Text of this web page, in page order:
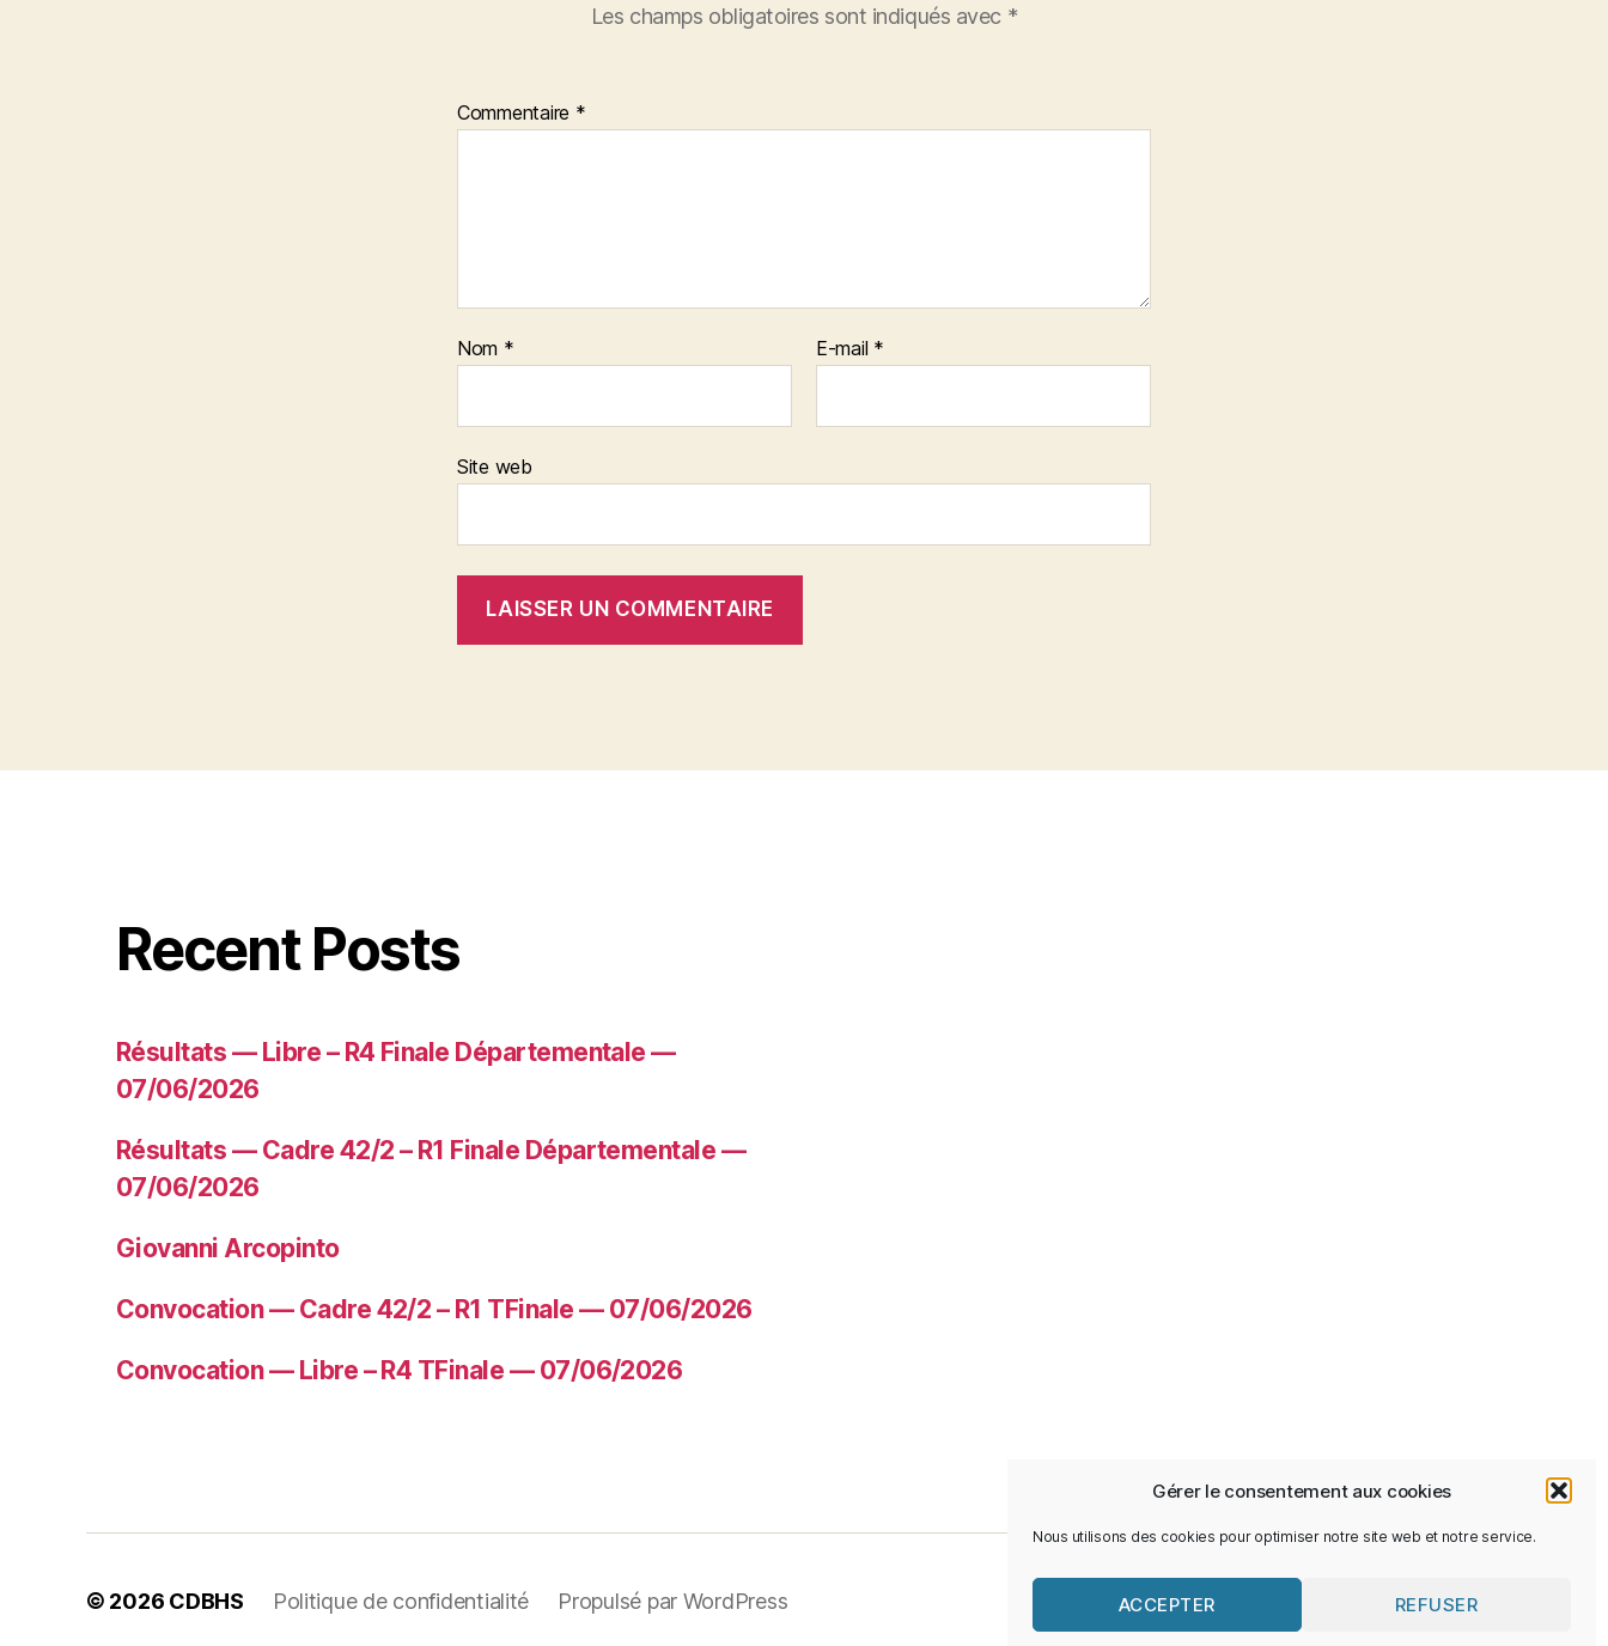
Gérer le consentement aux cookies
Nous utilisons des cookies pour optimiser notre site web et notre service.
ACCEPTER REFUSER
Les champs obligatoires sont indiqués avec *
Commentaire *
Nom * E-mail *
Site web
Recent Posts
Résultats — Libre – R4 Finale Départementale —
07/06/2026
Résultats — Cadre 42/2 – R1 Finale Départementale —
07/06/2026
Giovanni Arcopinto
Convocation — Cadre 42/2 – R1 TFinale — 07/06/2026
Convocation — Libre – R4 TFinale — 07/06/2026
© 2026 CDBHS Politique de confidentialité Propulsé par WordPress Vers le haut